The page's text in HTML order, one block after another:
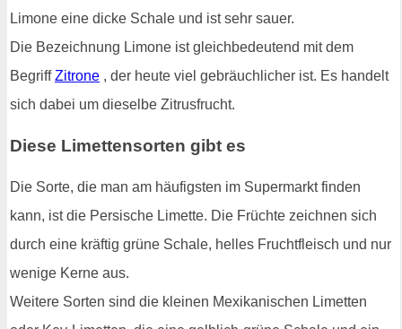
Limone eine dicke Schale und ist sehr sauer.
Die Bezeichnung Limone ist gleichbedeutend mit dem
BegriffZitrone , der heute viel gebräuchlicher ist. Es handelt
sich dabei um dieselbe Zitrusfrucht.
Diese Limettensorten gibt es
Die Sorte, die man am häufigsten im Supermarkt finden
kann, ist die Persische Limette. Die Früchte zeichnen sich
durch eine kräftig grüne Schale, helles Fruchtfleisch und nur
wenige Kerne aus.
Weitere Sorten sind die kleinen Mexikanischen Limetten